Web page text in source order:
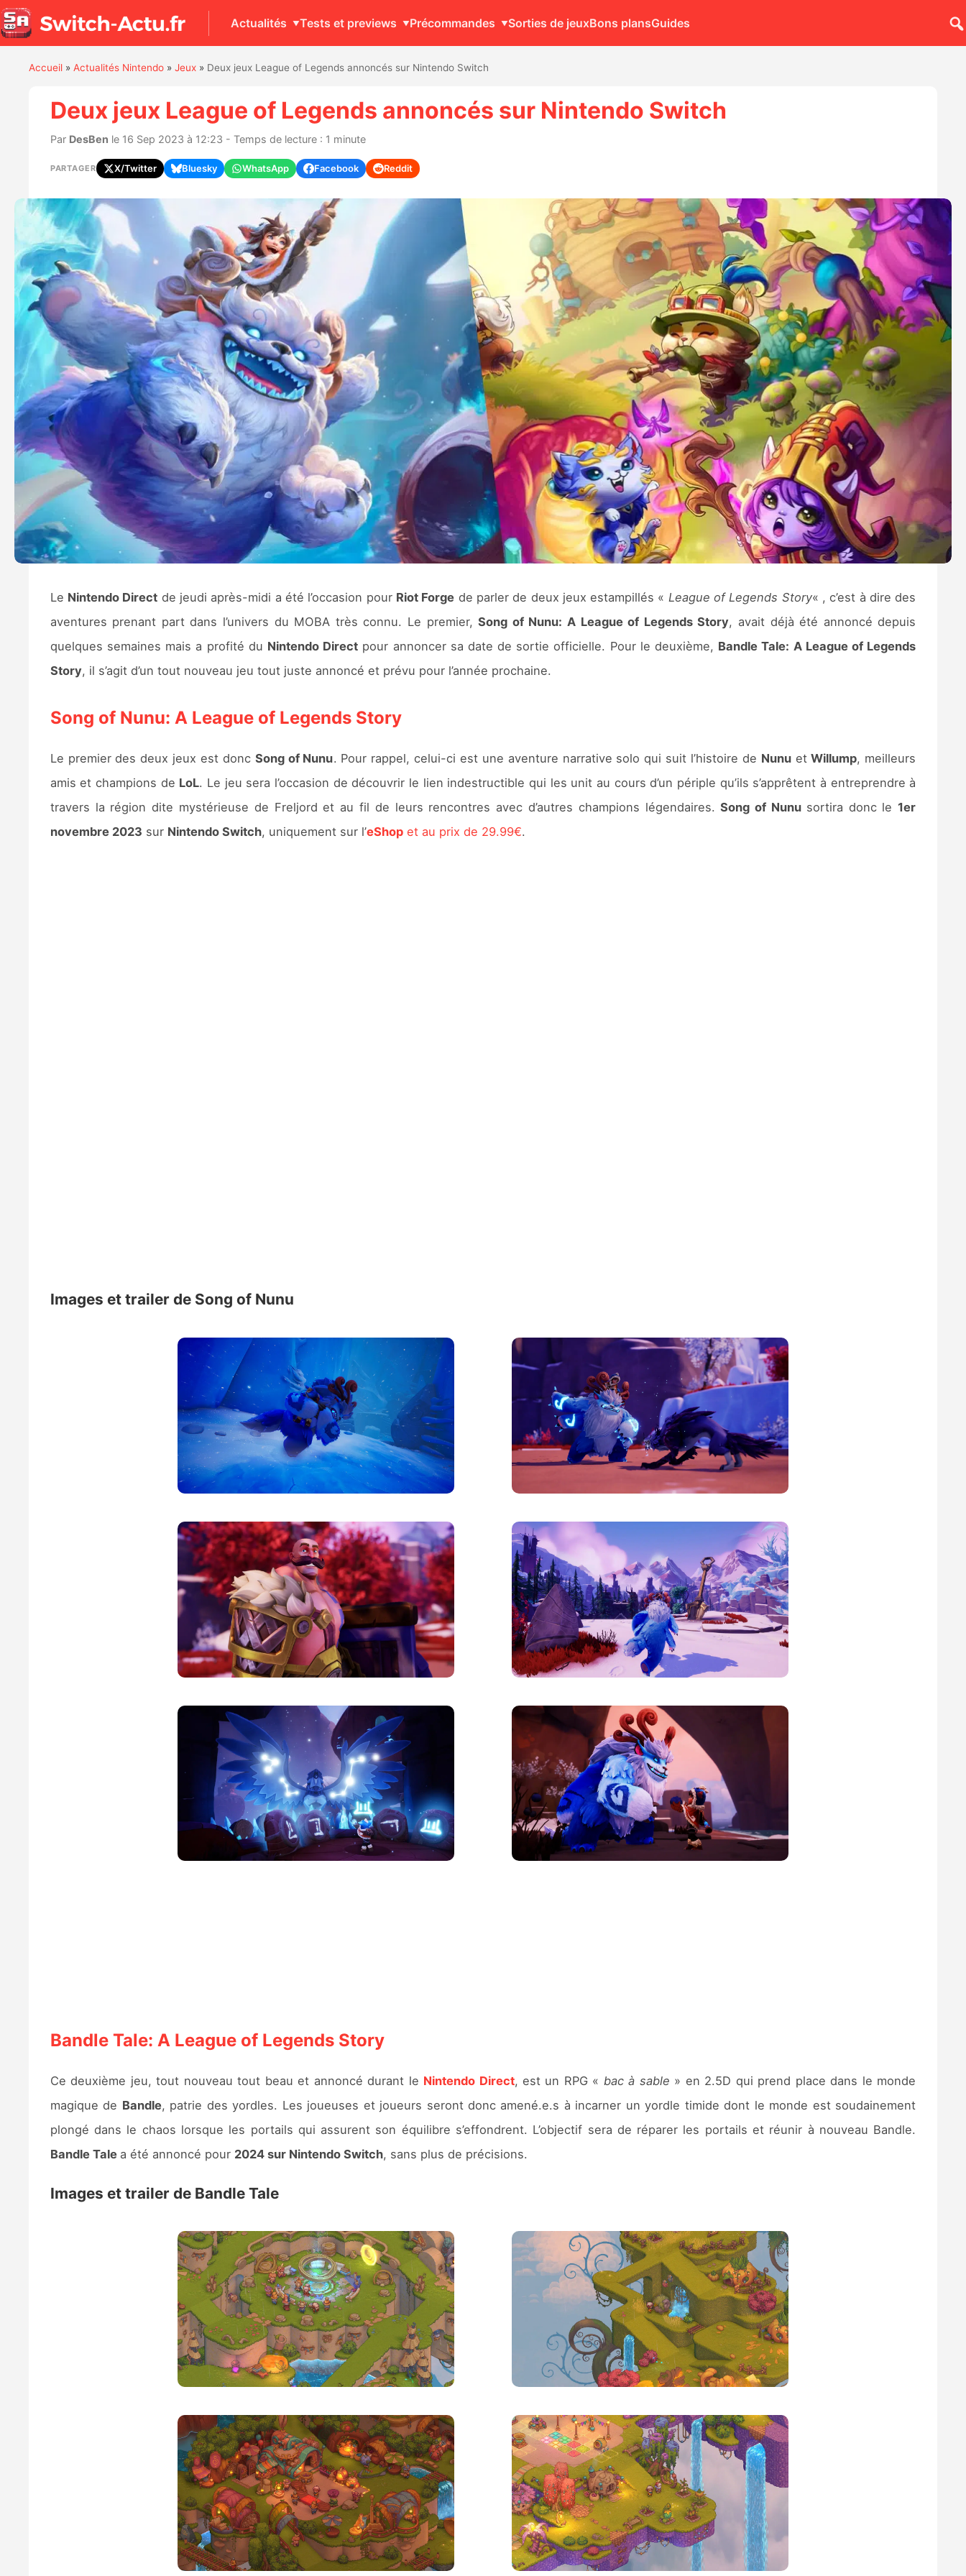
Actualités Tests et previews Précommandes Sorties de jeuxBons plansGuides
Accueil» Actualités Nintendo» Jeux» Deux jeux League of Legends annoncés sur Nintendo Switch
Deux jeux League of Legends annoncés sur Nintendo Switch
Par DesBen le 16 Sep 2023 à 12:23 - Temps de lecture : 1 minute
PARTAGER X/Twitter Bluesky WhatsApp Facebook Reddit
Le Nintendo Direct de jeudi après-midi a été l’occasion pour Riot Forge de parler de deux jeux estampillés « League of Legends Story« , c’est à dire des
aventures prenant part dans l’univers du MOBA très connu. Le premier,Song of Nunu: A League of Legends Story, avait déjà été annoncé depuis
quelques semaines mais a profité du Nintendo Direct pour annoncer sa date de sortie officielle. Pour le deuxième, Bandle Tale: A League of Legends
Story, il s’agit d’un tout nouveau jeu tout juste annoncé et prévu pour l’année prochaine.
Song of Nunu: A League of Legends Story
Le premier des deux jeux est donc Song of Nunu. Pour rappel, celui-ci est une aventure narrative solo qui suit l’histoire de NunuetWillump, meilleurs
amis et champions de LoL. Le jeu sera l’occasion de découvrir le lien indestructible qui les unit au cours d’un périple qu’ils s’apprêtent à entreprendre à
travers la région dite mystérieuse de Freljord et au fil de leurs rencontres avec d’autres champions légendaires.Song of Nunu sortira donc le1er
novembre 2023 sur Nintendo Switch, uniquement sur l’eShopet au prix de 29.99€.
Images et trailer de Song of Nunu
Bandle Tale: A League of Legends Story
Ce deuxième jeu, tout nouveau tout beau et annoncé durant le Nintendo Direct, est un RPG « bac à sable » en 2.5D qui prend place dans le monde
magique de Bandle, patrie des yordles. Les joueuses et joueurs seront donc amené.e.s à incarner un yordle timide dont le monde est soudainement
plongé dans le chaos lorsque les portails qui assurent son équilibre s’effondrent. L’objectif sera de réparer les portails et réunir à nouveau Bandle.
Bandle Tale a été annoncé pour 2024 sur Nintendo Switch, sans plus de précisions.
Images et trailer de Bandle Tale